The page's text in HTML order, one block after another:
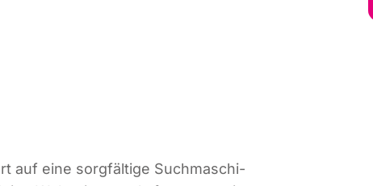
auf eine sorg­fäl­ti­ge Such­ma­schi­